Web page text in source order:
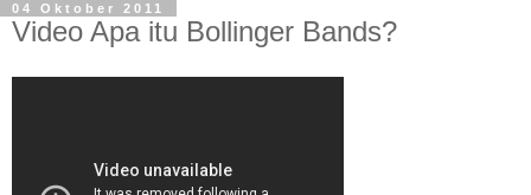
04 Oktober 2011
Video Apa itu Bollinger Bands?